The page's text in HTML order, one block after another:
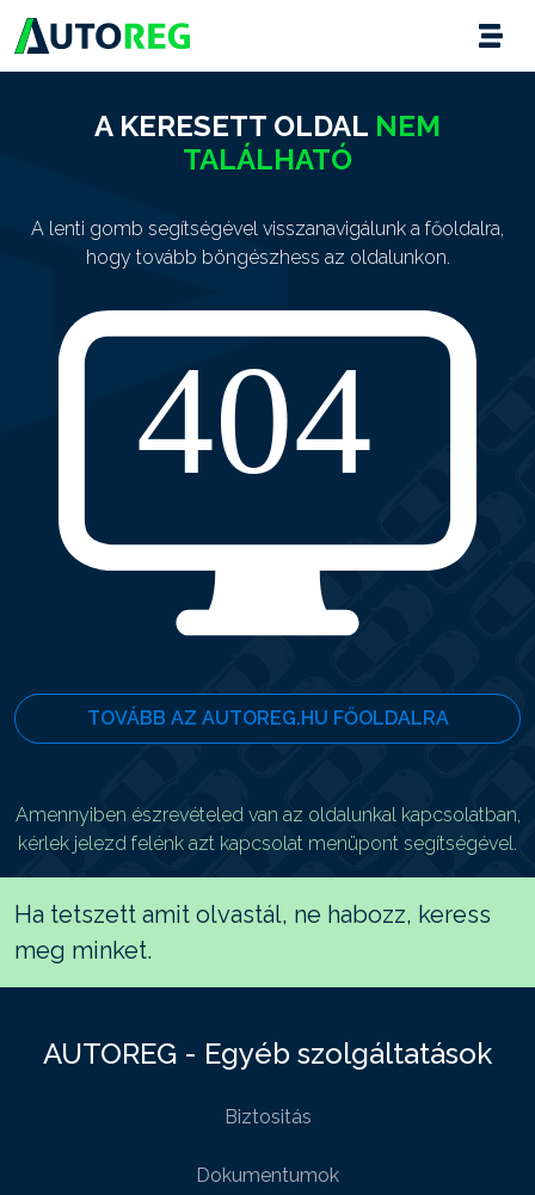
A KERESETT OLDAL NEM
TALÁLHATÓ
A lenti gomb segítségével visszanavigálunk a főoldalra,
hogy tovább böngészhess az oldalunkon.
TOVÁBB AZ AUTOREG.HU FŐOLDALRA
Amennyiben észrevételed van az oldalunkal kapcsolatban,
kérlek jelezd felénk azt kapcsolat menüpont segítségével.
Ha tetszett amit olvastál, ne habozz, keress
meg minket.
AUTOREG - Egyéb szolgáltatások
Biztositás
Dokumentumok